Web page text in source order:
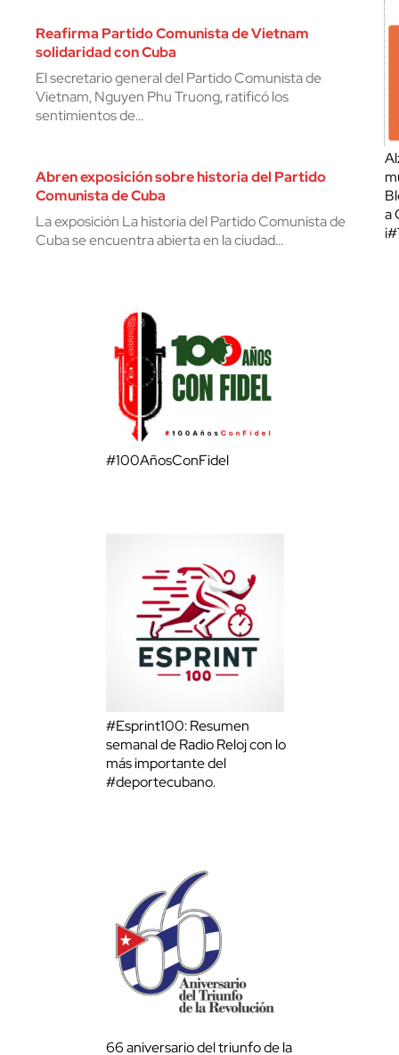
Reafirma Partido Comunista de Vietnam
solidaridad con Cuba
El secretario general del Partido Comunista de
Vietnam, Nguyen Phu Truong, ratificó los
sentimientos de…
Abren exposición sobre historia del Partido
Comunista de Cuba
La exposición La historia del Partido Comunista de
Cuba se encuentra abierta en la ciudad…
a
#100AñosConFidel
#Esprint100: Resumen
semanal de Radio Reloj con lo
más importante del
#deportecubano.
66 aniversario del triunfo de la